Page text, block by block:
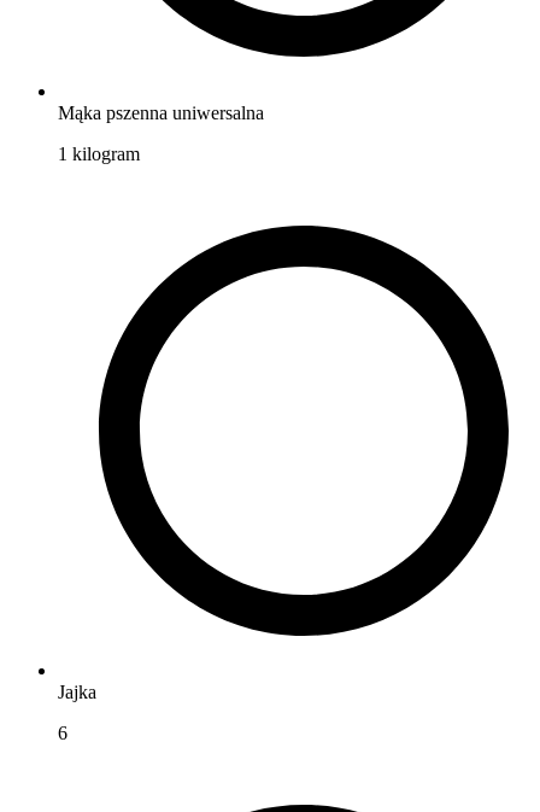
Mąka pszenna uniwersalna
1 kilogram
Jajka
6